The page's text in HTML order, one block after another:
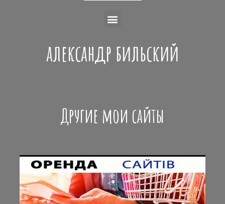
александр бильский
Другие мои сайты